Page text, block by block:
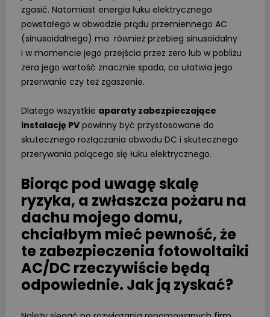
zgasić. Natomiast energia łuku elektrycznego
powstałego w obwodzie prądu przemiennego AC
(sinusoidalnego) ma również przebieg sinusoidalny
i w momencie jego przejścia przez zero lub w pobliżu
zera jego wartość znacznie spada, co ułatwia jego
przerwanie czy też zgaszenie.
Dlatego wszystkie aparaty zabezpieczające
instalację PV powinny być przystosowane do
skutecznego rozłączania obwodu DC i skutecznego
przerywania palącego się łuku elektrycznego.
Biorąc pod uwagę skalę
ryzyka, a zwłaszcza pożaru na
dachu mojego domu,
chciałbym mieć pewność, że
te zabezpieczenia fotowoltaiki
AC/DC rzeczywiście będą
odpowiednie. Jak ją zyskać?